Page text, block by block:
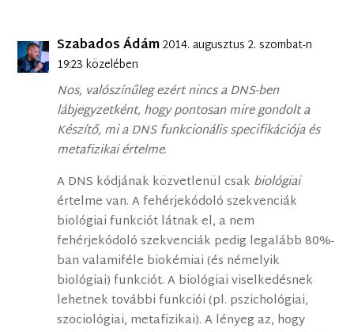
Szabados Ádám2014. augusztus 2. szombat-n
19:23 közelében
Nos, valószínűleg ezért nincs a DNS-ben
lábjegyzetként, hogy pontosan mire gondolt a
Készítő, mi a DNS funkcionális specifikációja és
metafizikai értelme.
A DNS kódjának közvetlenül csak biológiai
értelme van. A fehérjekódoló szekvenciák
biológiai funkciót látnak el, a nem
fehérjekódoló szekvenciák pedig legalább 80%-
ban valamiféle biokémiai (és némelyik
biológiai) funkciót. A biológiai viselkedésnek
lehetnek további funkciói (pl. pszichológiai,
szociológiai, metafizikai). A lényeg az, hogy